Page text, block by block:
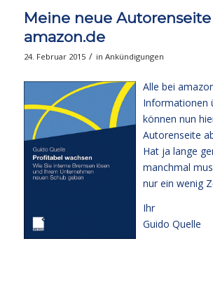
Meine neue
amazon.de
24. Februar 2015 / in Ankündigungen
Alle bei
Informationen
können nun
Autorenseite
Hat ja lange
manchmal
nur ein wenig
Ihr
Guido Quelle